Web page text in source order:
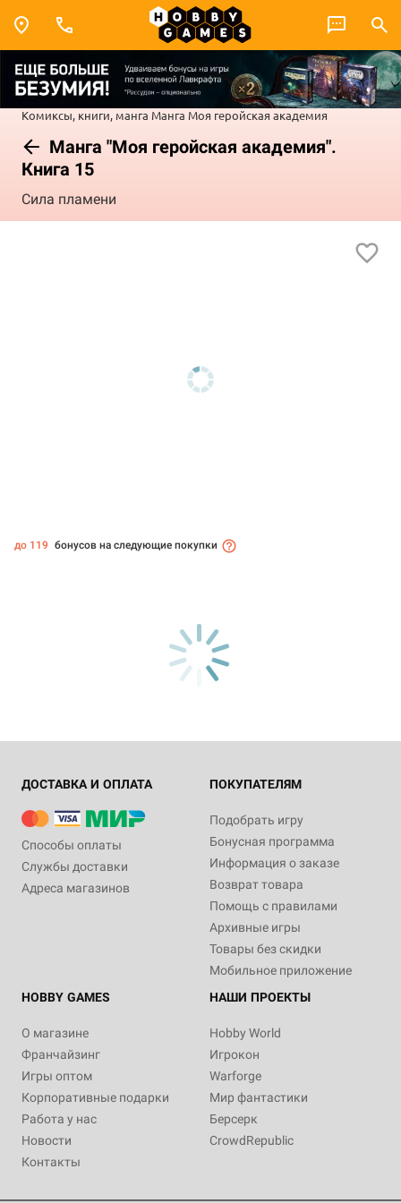
Комиксы, книги, манга Манга Моя геройская академия
Манга "Моя геройская академия".
Книга 15
Сила пламени
до 119 бонусов на следующие покупки
ДОСТАВКА И ОПЛАТА
Способы оплаты
Службы доставки
Адреса магазинов
ПОКУПАТЕЛЯМ
Подобрать игру
Бонусная программа
Информация о заказе
Возврат товара
Помощь с правилами
Архивные игры
Товары без скидки
Мобильное приложение
HOBBY GAMES
О магазине
Франчайзинг
Игры оптом
Корпоративные подарки
Работа у нас
Новости
Контакты
НАШИ ПРОЕКТЫ
Hobby World
Игрокон
Warforge
Мир фантастики
Берсерк
CrowdRepublic